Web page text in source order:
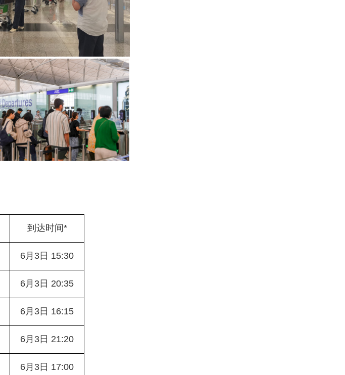
到达时间*
6月3日 15:30
6月3日 20:35
6月3日 16:15
6月3日 21:20
6月3日 17:00